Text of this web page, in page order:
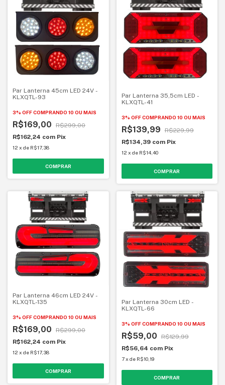
Par Lanterna 45cm LED 24V -
KLXQTL-93
3% OFFCOMPRANDO 10 OU MAIS
R$169,00
R$299,00
R$162,24 com Pix
12 x de R$17,38
Par Lanterna 35,5cm LED -
KLXQTL-41
3% OFF COMPRANDO 10 OU MAIS
R$139,99
R$229,99
R$134,39 com Pix
12 x de R$14,40
Par Lanterna 46cm LED 24V -
KLXQTL-135
3% OFFCOMPRANDO 10 OU MAIS
R$169,00
R$299,00
R$162,24 com Pix
12 x de R$17,38
Par Lanterna 30cm LED -
KLXQTL-66
3% OFF COMPRANDO 10 OU MAIS
R$59,00
R$129,99
R$56,64 com Pix
7 x de R$10,19